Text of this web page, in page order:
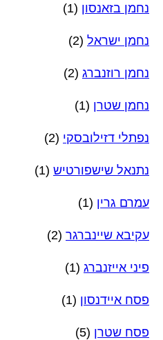
נחמן בזאנסון (1)
נחמן ישראל (2)
נחמן רוזנברג (2)
נחמן שטרן (1)
נפתלי דזילובסקי (2)
נתנאל שישפורטיש (1)
עמרם גרין (1)
עקיבא שיינברגר (2)
פיני אייזנברג (1)
פסח איידנסון (1)
פסח שטרן (5)